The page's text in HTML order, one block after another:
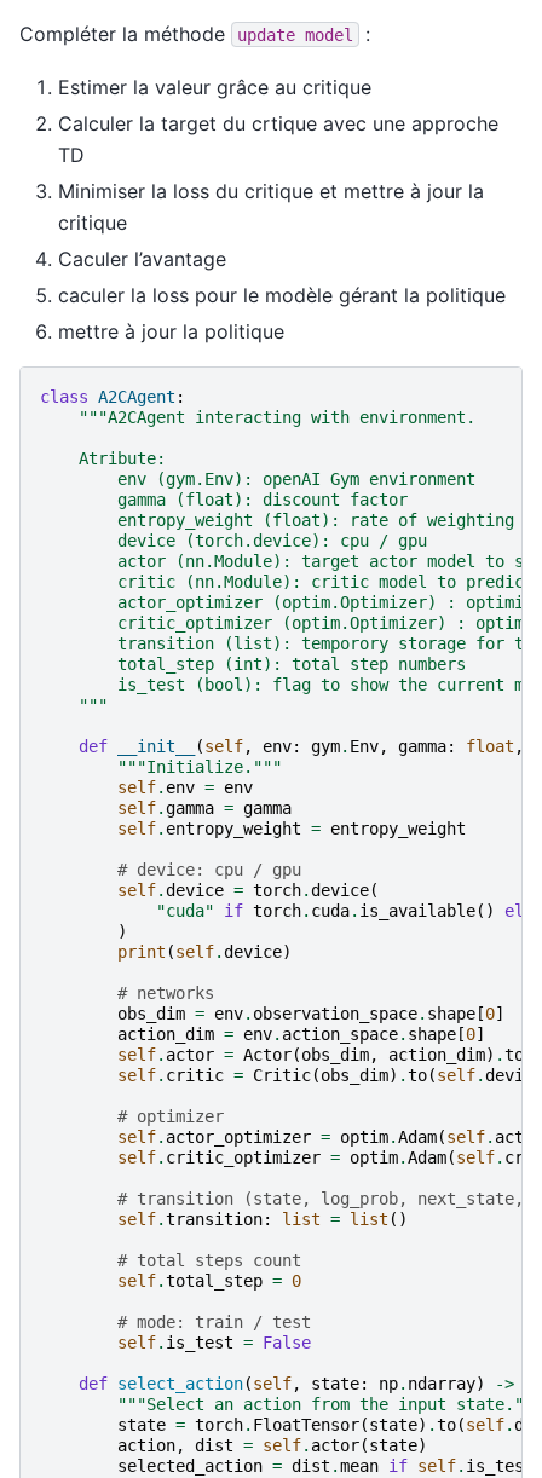
Compléter la méthode update model :
Estimer la valeur grâce au critique
Calculer la target du crtique avec une approche
TD
Minimiser la loss du critique et mettre à jour la
critique
Caculer l’avantage
caculer la loss pour le modèle gérant la politique
mettre à jour la politique
class A2CAgent :
"""A2CAgent interacting with environment.
    Atribute:
        env (gym.Env): openAI Gym environment
        gamma (float): discount factor
entropy_weight (float): rate of weighting
        device (torch.device): cpu / gpu
actor (nn.Module): target actor model to
critic (nn.Module): critic model to predict
actor_optimizer (optim.Optimizer) :
critic_optimizer (optim.Optimizer) :
transition (list): temporory storage for
        total_step (int): total step numbers
is_test (bool): flag to show the current
    """
def __init__ (self, env: gym. Env, gamma: float ,
"""Initialize."""
self. env = env
self.gamma = gamma
self. entropy_weight = entropy_weight
# device: cpu / gpu
self.device = torch.device(
"cuda"
if torch. cuda. is_available()
else
)
print (self.device)
# networks
obs_dim = env. observation_space. shape [0]
action_dim = env. action_space. shape [0]
self. actor = Actor(obs_dim, action_dim) .to
self. critic = Critic(obs_dim) .to(self.device
# optimizer
self. actor_optimizer = optim.Adam(self. actor
self. critic_optimizer = optim.Adam(self.
# transition (state, log_prob, next_state,
self.transition: list = list ()
# total steps count
self.total_step = 0
# mode: train / test
self. is_test = False
def select_action(self, state: np. ndarray) ->
"""Select an action from the input state."""
state = torch. FloatTensor(state) .to(self.
action, dist = self. actor(state)
selected_action = dist .mean if self. is_test